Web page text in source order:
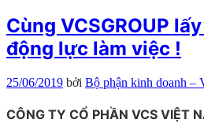
Cùng VCSGROUP
động lực làm việc !
25/06/2019 bởi Bộ phận kinh doanh –
CÔNG TY CỔ PHẦN VCS VIỆT